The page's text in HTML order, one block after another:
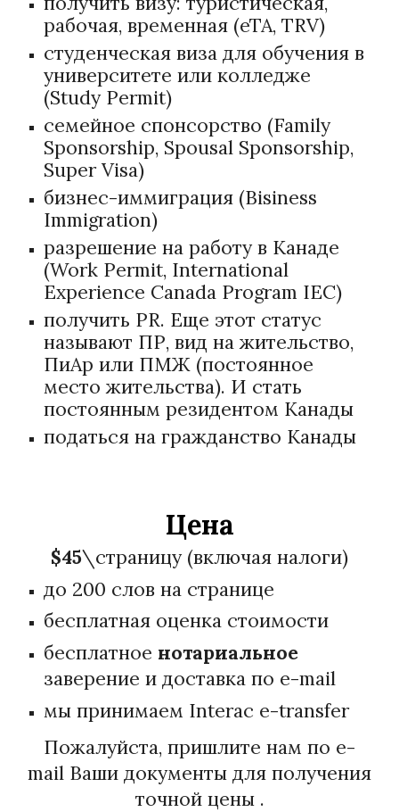
рабочая, временная (eTA, TRV)
студенческая виза для обучения в
университете или колледже
(Study Permit)
семейное спонсорство (Family
Sponsorship, Spousal Sponsorship,
Super Visa)
бизнес-иммиграция (Bisiness
Immigration)
разрешение на работу в Канаде
(Work Permit, International
Experience Canada Program IEC)
получить PR. Еще этот статус
называют ПР, вид на жительство,
ПиАр или ПМЖ (постоянное
место жительства). И стать
постоянным резидентом Канады
податься на гражданство Канады
Цена
$45\страницу (включая налоги)
до 200 слов на странице
бесплатная оценка стоимости
бесплатное нотариальное
заверение и доставка по e-mail
мы принимаем Interac e-transfer
Пожалуйста, пришлите нам по e-
mail Ваши документы для получения
точной цены .